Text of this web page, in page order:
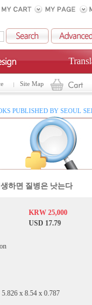
Site Map
PUBLISHED BY SEOUL
하면 질병은 낫는다
KRW 25,000
USD 17.79
x 8.54 x 0.787